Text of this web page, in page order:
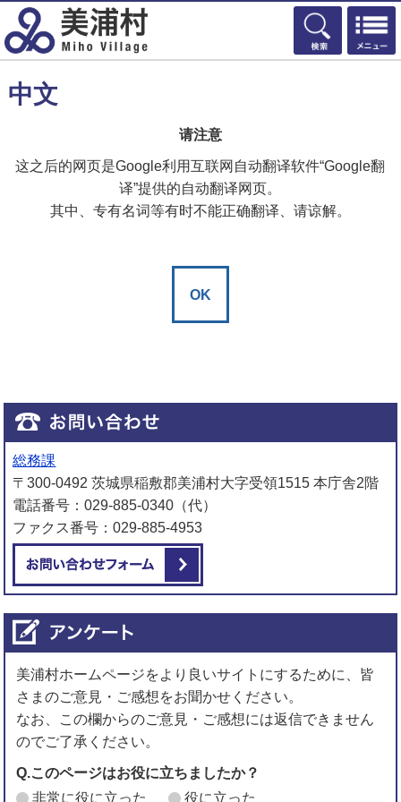
検索
中文
请注意
这之后的网页是Google利用互联网自动翻译软件“Google翻
译”提供的自动翻译网页。
其中、专有名词等有时不能正确翻译、请谅解。
OK
総務課
〒300-0492 茨城県稲敷郡美浦村大字受領1515 本庁舎2階
電話番号：029-885-0340（代）
ファクス番号：029-885-4953
美浦村ホームページをより良いサイトにするために、皆
さまのご意見・ご感想をお聞かせください。
なお、この欄からのご意見・ご感想には返信できません
のでご了承ください。
Q.このページはお役に立ちましたか？
非常に役に立った
役に立った